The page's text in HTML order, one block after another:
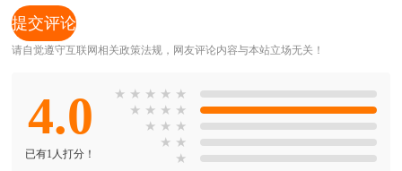
请自觉遵守互联网相关政策法规，网友评论内容与本站立场无关！
4.0
已有1人打分！
★ ★ ★ ★ ★
★ ★ ★ ★
★ ★ ★
★ ★
★